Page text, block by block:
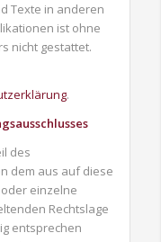
Texte in anderen
ist ohne
nicht gestattet.
.
des
dem aus auf diese
einzelne
Rechtslage
entsprechen